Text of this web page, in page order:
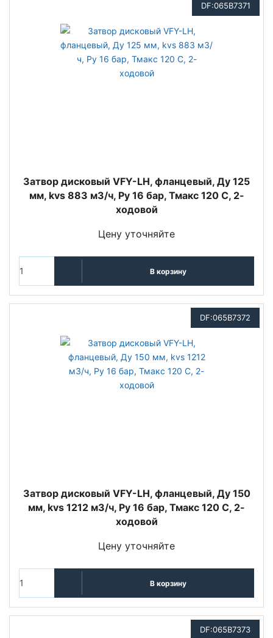
DF:065B7371
Затвор дисковый VFY-LH, фланцевый, Ду 125
мм, kvs 883 м3/ч, Py 16 бар, Тмакс 120 С, 2-
ходовой
Цену уточняйте
В корзину
DF:065B7372
Затвор дисковый VFY-LH, фланцевый, Ду 150
мм, kvs 1212 м3/ч, Py 16 бар, Тмакс 120 С, 2-
ходовой
Цену уточняйте
В корзину
DF:065B7373